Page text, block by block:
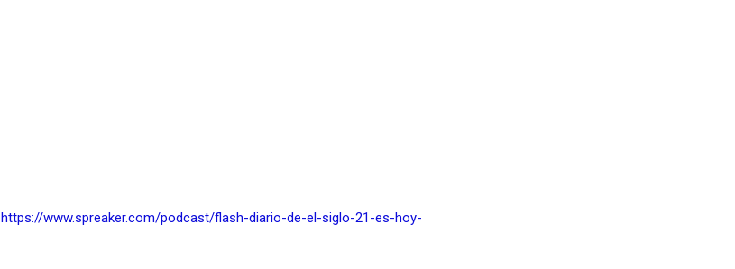
https://www.spreaker.com/podcast/flash-diario-de-el-siglo-21-es-hoy-